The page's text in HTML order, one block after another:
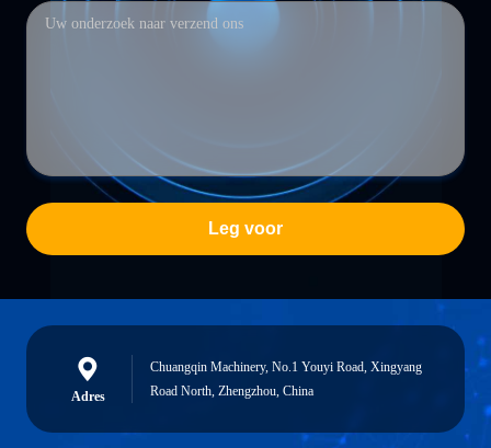
Leg voor
Adres
Chuangqin Machinery, No.1 Youyi Road, Xingyang
Road North, Zhengzhou, China